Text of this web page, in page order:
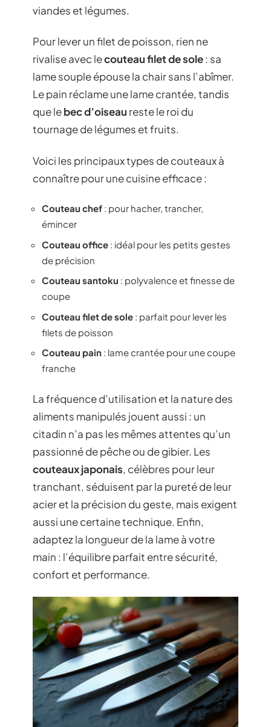
viandes et légumes.
Pour lever un filet de poisson, rien ne
rivalise avec lecouteau filet de sole: sa
lame souple épouse la chair sans l’abîmer.
Le pain réclame une lame crantée, tandis
que lebec d’oiseau reste le roi du
tournage de légumes et fruits.
Voici les principaux types de couteaux à
connaître pour une cuisine efficace :
Couteau chef : pour hacher, trancher,
émincer
Couteau office : idéal pour les petits gestes
de précision
Couteau santoku : polyvalence et finesse de
coupe
Couteau filet de sole : parfait pour lever les
filets de poisson
Couteau pain : lame crantée pour une coupe
franche
La fréquence d’utilisation et la nature des
aliments manipulés jouent aussi : un
citadin n’a pas les mêmes attentes qu’un
passionné de pêche ou de gibier. Les
couteaux japonais, célèbres pour leur
tranchant, séduisent par la pureté de leur
acier et la précision du geste, mais exigent
aussi une certaine technique. Enfin,
adaptez la longueur de la lame à votre
main : l’équilibre parfait entre sécurité,
confort et performance.